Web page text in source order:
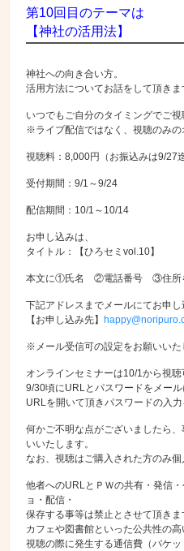
第10回目のテーマは
【神社の活用法】
神社への向き合い方。
活用方法についてお話をして頂きま
いつでもご自分のタイミングでご視
※ライブ配信ではなく、視聴のみの
視聴料：8,000円（お振込みは9/27迄
受付期間：9/1～9/24
配信期間：10/1～10/14
お申し込みは、
タイトル：【ひろセミvol.10】
本文に①氏名 ②電話番号 ③住所を
下記アドレスまでメールにてお申し
【お申し込み先】
※メール受信可の設定をお願いいた
オンラインセミナーは10/1から視聴
9/30頃にURLとパスワードをメール
URLを開いて頂きパスワードの入力
何かご不明な点がございましたら
いいたします。
なお、視聴はご購入された方のみ
他者へのURLとＰＷの共有・発信
ョ・配信・
保存する事等は禁止とさせて頂きま
カフェや図書館といった公共性の
視聴の際に発生する通信費（パケ